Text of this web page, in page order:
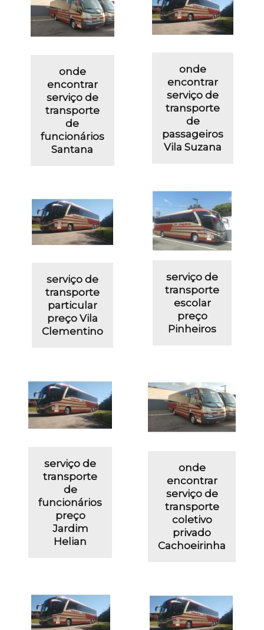
onde
encontrar
serviço de
transporte
de
funcionários
Santana
onde
encontrar
serviço de
transporte
de
passageiros
Vila Suzana
serviço de
transporte
particular
preço Vila
Clementino
serviço de
transporte
escolar
preço
Pinheiros
serviço de
transporte
de
funcionários
preço
Jardim
Helian
onde
encontrar
serviço de
transporte
coletivo
privado
Cachoeirinha